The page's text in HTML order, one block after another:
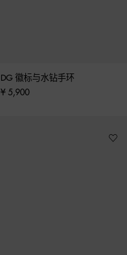
DG 徽标与水钻手环
¥ 5,900